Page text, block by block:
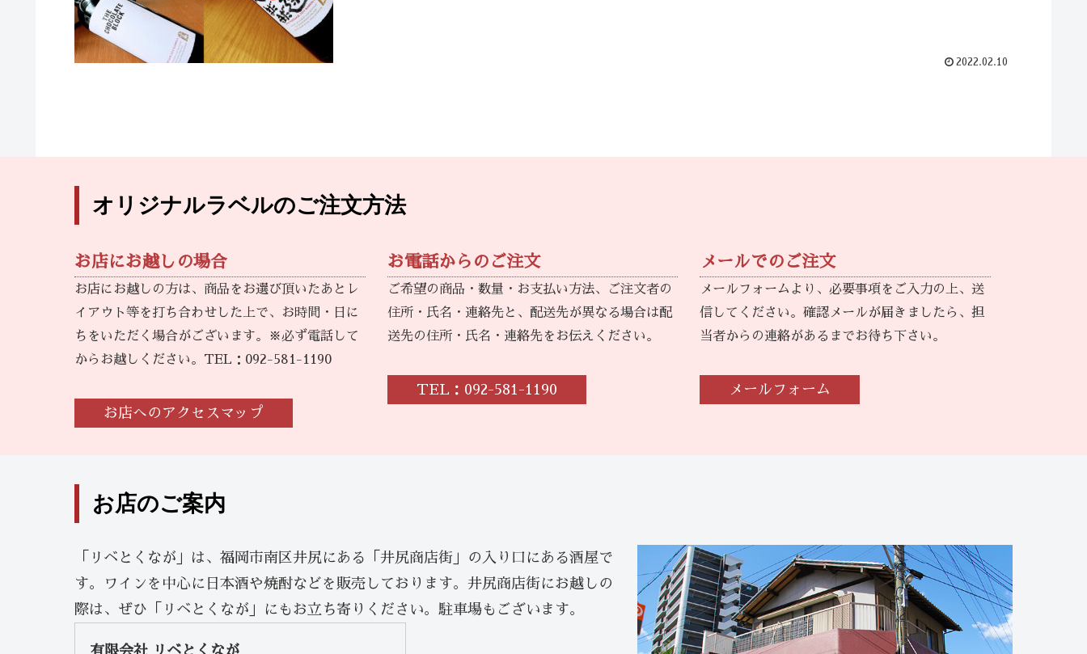
2022.02.10
オリジナルラベルのご注文方法
お店にお越しの場合
お店にお越しの方は、商品をお選び頂いたあとレ
イアウト等を打ち合わせした上で、お時間・日に
ちをいただく場合がございます。※必ず電話して
からお越しください。TEL：092-581-1190
お店へのアクセスマップ
お電話からのご注文
ご希望の商品・数量・お支払い方法、ご注文者の
住所・氏名・連絡先と、配送先が異なる場合は配
送先の住所・氏名・連絡先をお伝えください。
TEL：092-581-1190
メールでのご注文
メールフォームより、必要事項をご入力の上、送
信してください。確認メールが届きましたら、担
当者からの連絡があるまでお待ち下さい。
メールフォーム
お店のご案内
「リベとくなが」は、福岡市南区井尻にある「井尻商店街」の入り口にある酒屋で
す。ワインを中心に日本酒や焼酎などを販売しております。井尻商店街にお越しの
際は、ぜひ「リベとくなが」にもお立ち寄りください。駐車場もございます。
有限会社 リベとくなが